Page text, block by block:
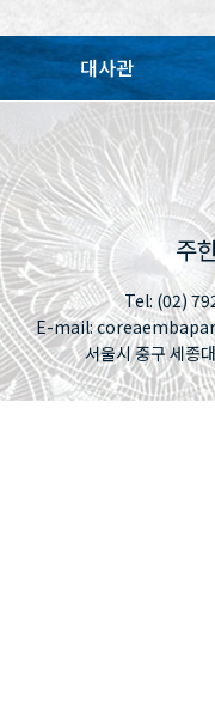
대사관
주
Tel: (02)
E-mail:
서울시 중구 세종